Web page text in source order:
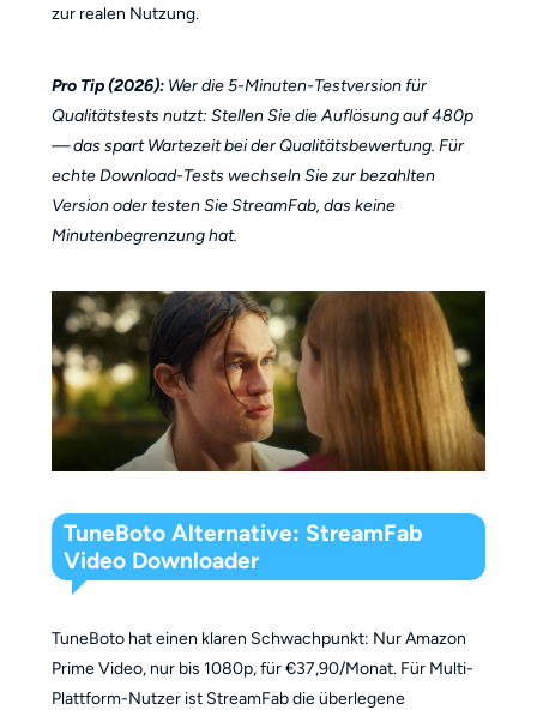
zur realen Nutzung.
Pro Tip (2026): Wer die 5-Minuten-Testversion für
Qualitätstests nutzt: Stellen Sie die Auflösung auf 480p
— das spart Wartezeit bei der Qualitätsbewertung. Für
echte Download-Tests wechseln Sie zur bezahlten
Version oder testen Sie StreamFab, das keine
Minutenbegrenzung hat.
TuneBoto Alternative: StreamFab
Video Downloader
TuneBoto hat einen klaren Schwachpunkt: Nur Amazon
Prime Video, nur bis 1080p, für €37,90/Monat. Für Multi-
Plattform-Nutzer ist StreamFab die überlegene